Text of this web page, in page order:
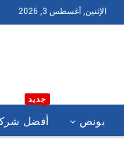
الإثنين, أغسطس 3, 2026
بونص أفضل
جديد